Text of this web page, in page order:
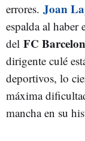
errores. Joan
espalda al haber
del FC
dirigente culé
deportivos, lo
máxima
mancha en su